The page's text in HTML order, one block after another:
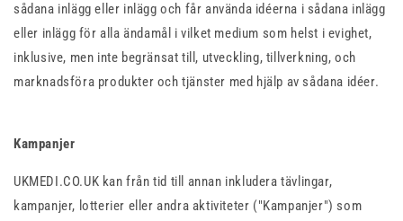
sådana inlägg eller inlägg och får använda idéerna i sådana inlägg
eller inlägg för alla ändamål i vilket medium som helst i evighet,
inklusive, men inte begränsat till, utveckling, tillverkning, och
marknadsföra produkter och tjänster med hjälp av sådana idéer.
Kampanjer
UKMEDI.CO.UK kan från tid till annan inkludera tävlingar,
kampanjer, lotterier eller andra aktiviteter ("Kampanjer") som